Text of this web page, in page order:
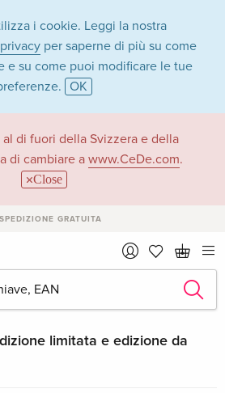
i cookie. Leggi la nostra
per saperne di più su come
e su come puoi modificare le tue
OK
di fuori della Svizzera e della
di cambiare a www.CeDe.com.
Close
GRATUITA
tra le indicazioni dell'età USK
limitata e edizione da